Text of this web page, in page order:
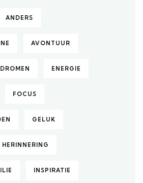
ANDERS
AVONTUUR
DROMEN ENERGIE
FOCUS
GELUK
HERINNERING
INSPIRATIE